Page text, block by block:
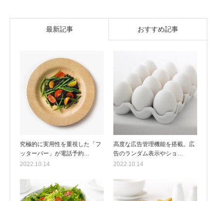
最新記事 おすすめ記事
究極的に実用性を重視した「フ
ッターバー」が電話予約…
2022.10.14
高度な広告管理機能を搭載。広
告のランダム表示やショ…
2022.10.14